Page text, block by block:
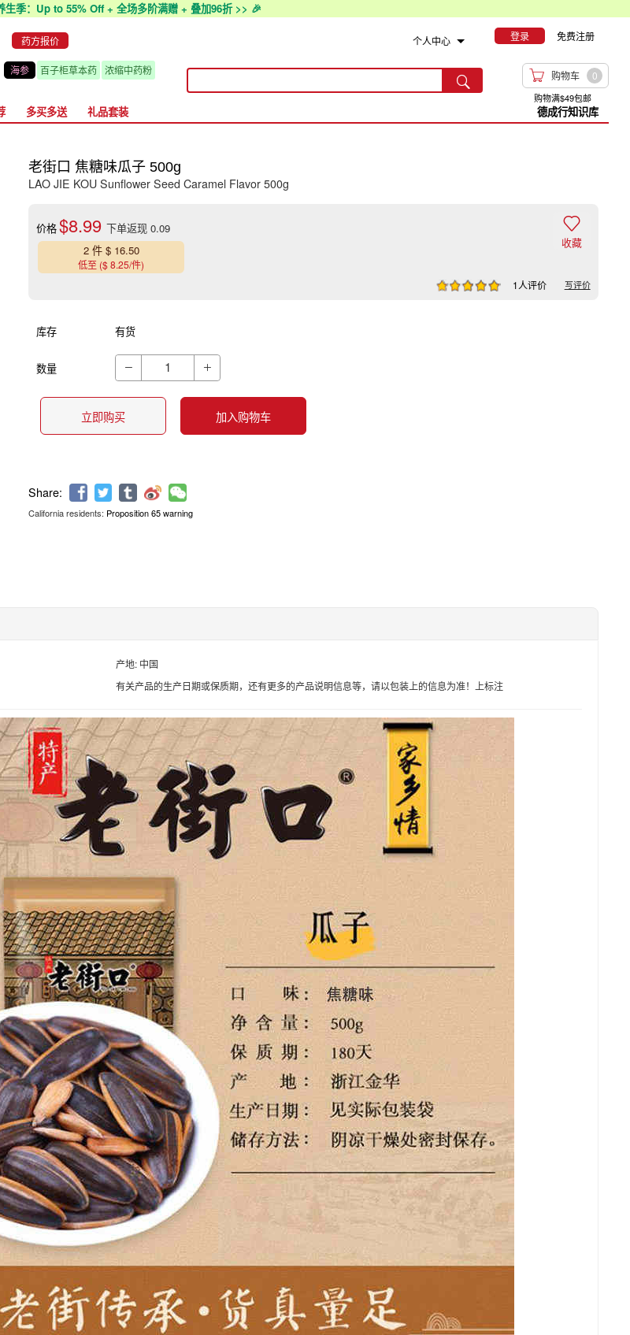
生季：Up to 55% Off + 全场多阶满赠 + 叠加96折 >> 🎉
药方报价 个人中心 登录 免费注册
海参 百子柜草本药
浓缩中药粉
  购物车 0
购物满$49包邮
多买多送 礼品套装 德成行知识库
老街口 焦糖味瓜子 500g
LAO JIE KOU Sunflower Seed Caramel Flavor 500g
价格$8.99下单返现 0.09
1人评价 写评价
2 件 $ 16.50
低至 ($ 8.25/件)

收藏
库存 有货
数量  
立即购买 加入购物车
California residents: Proposition 65 warning
产地: 中国
有关产品的生产日期或保质期，还有更多的产品说明信息等，请以包装上的信息为准！上标注